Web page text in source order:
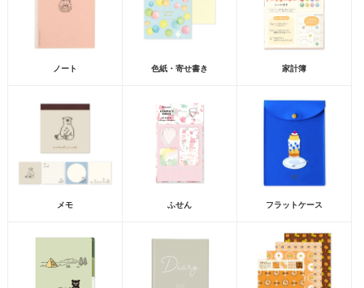
ノート 色紙・寄せ書き 家計簿
メモ ふせん フラットケース